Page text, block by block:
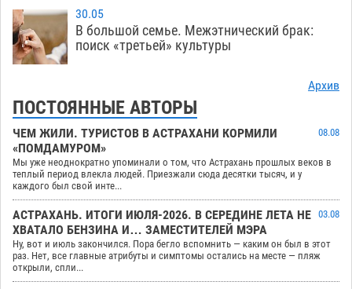
30.05
В большой семье. Межэтнический брак:
поиск «третьей» культуры
Архив
ПОСТОЯННЫЕ АВТОРЫ
ЧЕМ ЖИЛИ. ТУРИСТОВ В АСТРАХАНИ КОРМИЛИ
«ПОМДАМУРОМ»
08.08
Мы уже неоднократно упоминали о том, что Астрахань прошлых веков в
теплый период влекла людей. Приезжали сюда десятки тысяч, и у
каждого был свой инте...
АСТРАХАНЬ. ИТОГИ ИЮЛЯ-2026. В СЕРЕДИНЕ ЛЕТА НЕ
ХВАТАЛО БЕНЗИНА И… ЗАМЕСТИТЕЛЕЙ МЭРА
03.08
Ну, вот и июль закончился. Пора бегло вспомнить — каким он был в этот
раз. Нет, все главные атрибуты и симптомы остались на месте — пляж
открыли, спли...